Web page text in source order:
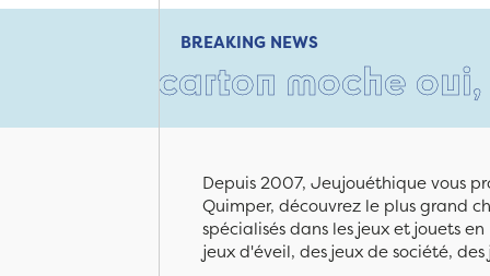
BREAKING NEWS
carton moche oui, mais
Depuis 2007, Jeujouéthique vous
Quimper, découvrez le plus grand
spécialisés dans les jeux et jouets
jeux d'éveil, des jeux de société,